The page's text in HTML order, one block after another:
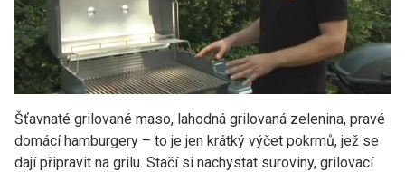
Šťavnaté grilované maso, lahodná grilovaná zelenina, pravé
domácí hamburgery – to je jen krátký výčet pokrmů, jež se
dají připravit na grilu. Stačí si nachystat suroviny, grilovací